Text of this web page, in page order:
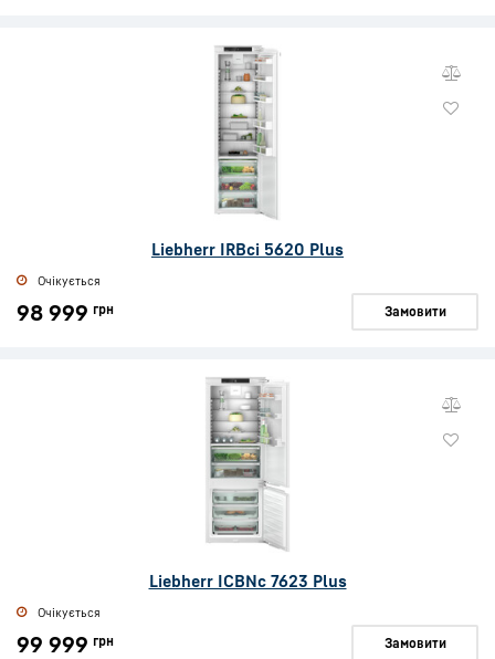
Liebherr IRBci 5620 Plus
Очікується
98 999 грн Замовити
Liebherr ICBNc 7623 Plus
Очікується
99 999 грн Замовити